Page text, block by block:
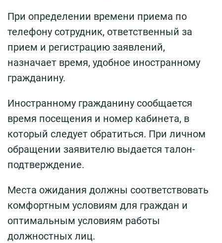
При определении времени приема по
телефону сотрудник, ответственный за
прием и регистрацию заявлений,
назначает время, удобное иностранному
гражданину.
Иностранному гражданину сообщается
время посещения и номер кабинета, в
который следует обратиться. При личном
обращении заявителю выдается талон-
подтверждение.
Места ожидания должны соответствовать
комфортным условиям для граждан и
оптимальным условиям работы
должностных лиц.